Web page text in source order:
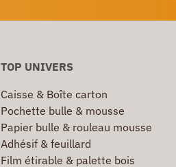
TOP UNIVERS
Caisse & Boîte carton
Pochette bulle & mousse
Papier bulle & rouleau mousse
Adhésif & feuillard
Film étirable & palette bois